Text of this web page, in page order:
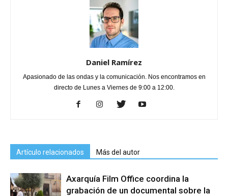
Daniel Ramírez
Apasionado de las ondas y la comunicación. Nos encontramos en
directo de Lunes a Viernes de 9:00 a 12:00.
Artículo relacionados Más del autor
Axarquía Film Office coordina la
grabación de un documental sobre la